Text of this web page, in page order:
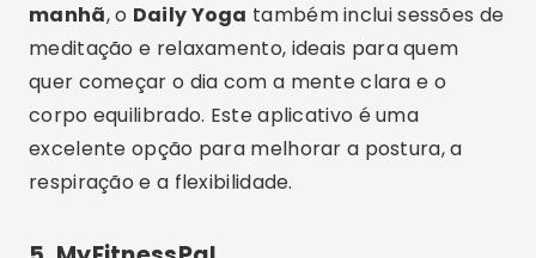
manhã, o Daily Yoga também inclui sessões de
meditação e relaxamento, ideais para quem
quer começar o dia com a mente clara e o
corpo equilibrado. Este aplicativo é uma
excelente opção para melhorar a postura, a
respiração e a flexibilidade.